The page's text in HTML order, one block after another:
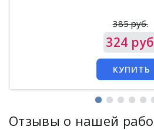
385 руб.
324
КУПИТЬ
Отзывы о нашей